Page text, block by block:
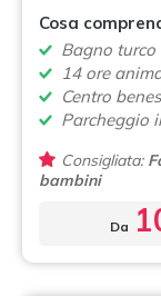
Cosa
Bagno turco
14 ore
Centro
Parcheggio
Consigliata:
bambini
Da